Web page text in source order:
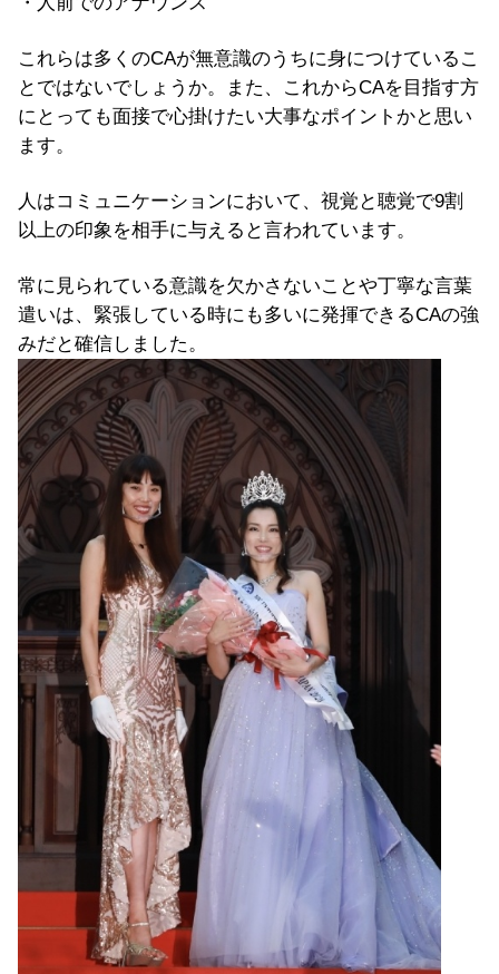
これらは多くのCAが無意識のうちに身につけているこ
とではないでしょうか。また、これからCAを目指す方
にとっても面接で心掛けたい大事なポイントかと思い
ます。
人はコミュニケーションにおいて、視覚と聴覚で9割
以上の印象を相手に与えると言われています。
常に見られている意識を欠かさないことや丁寧な言葉
遣いは、緊張している時にも多いに発揮できるCAの強
みだと確信しました。